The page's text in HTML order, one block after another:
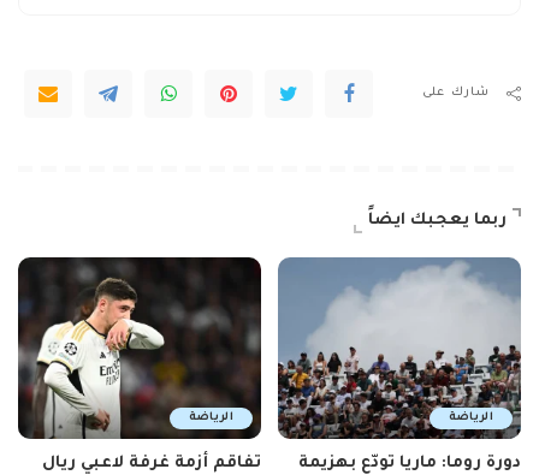
شارك على
ربما يعجبك ايضاً
الرياضة
دورة روما: ماريا تودّع بهزيمة
الرياضة
تفاقم أزمة غرفة لاعبي ريال